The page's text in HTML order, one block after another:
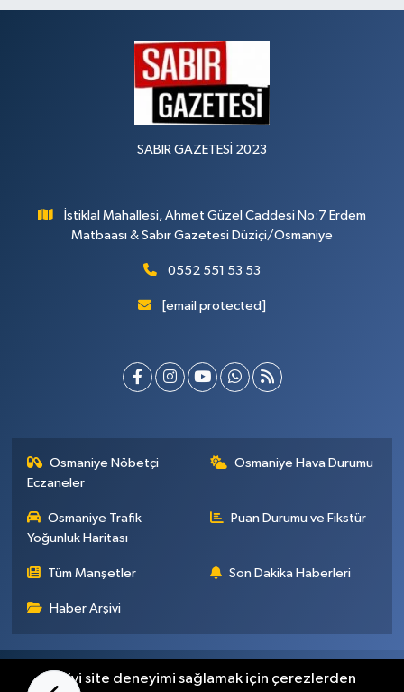
SABIR GAZETESİ 2023
İstiklal Mahallesi, Ahmet Güzel Caddesi No:7 Erdem
Matbaası & Sabır Gazetesi Düziçi/Osmaniye
0552 551 53 53
[email protected]
Osmaniye Nöbetçi
Eczaneler
Osmaniye Hava Durumu
Osmaniye Trafik
Yoğunluk Haritası
Puan Durumu ve Fikstür
Tüm Manşetler Son Dakika Haberleri
Haber Arşivi
Künye İletişim Gizlilik Sözleşmesi
En iyi site deneyimi sağlamak için çerezlerden